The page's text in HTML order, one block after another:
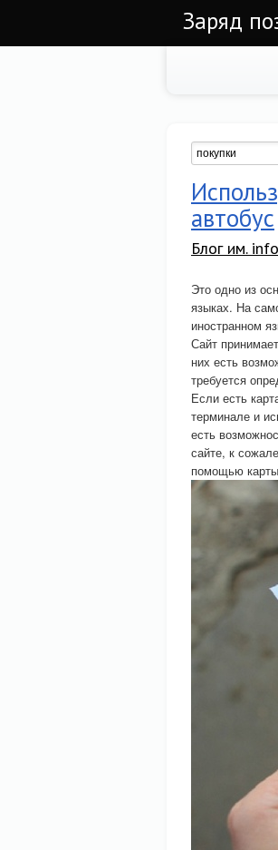
Заряд
автобус
Блог им. info
Это одно из
языках. На
иностранном
Сайт
них есть
требуется
Если есть
терминале и
есть
сайте, к
помощью